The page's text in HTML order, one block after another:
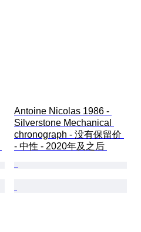
Antoine Nicolas 1986 -
Silverstone Mechanical
chronograph - 没有保留价
- 中性 - 2020年及之后